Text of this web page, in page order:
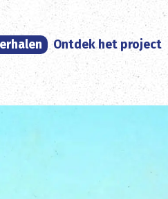
Ontdek het project